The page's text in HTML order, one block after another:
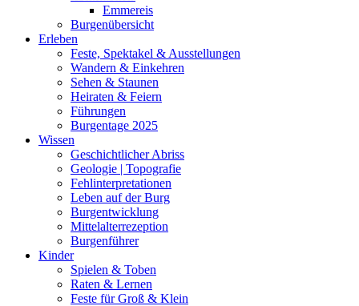
Emmereis
Burgenübersicht
Erleben
Feste, Spektakel & Ausstellungen
Wandern & Einkehren
Sehen & Staunen
Heiraten & Feiern
Führungen
Burgentage 2025
Wissen
Geschichtlicher Abriss
Geologie | Topografie
Fehlinterpretationen
Leben auf der Burg
Burgentwicklung
Mittelalterrezeption
Burgenführer
Kinder
Spielen & Toben
Raten & Lernen
Feste für Groß & Klein